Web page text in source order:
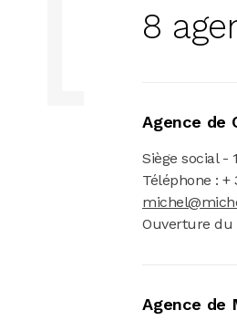
8
Agence de
Siège social -
Téléphone : +
Ouverture du
Agence de